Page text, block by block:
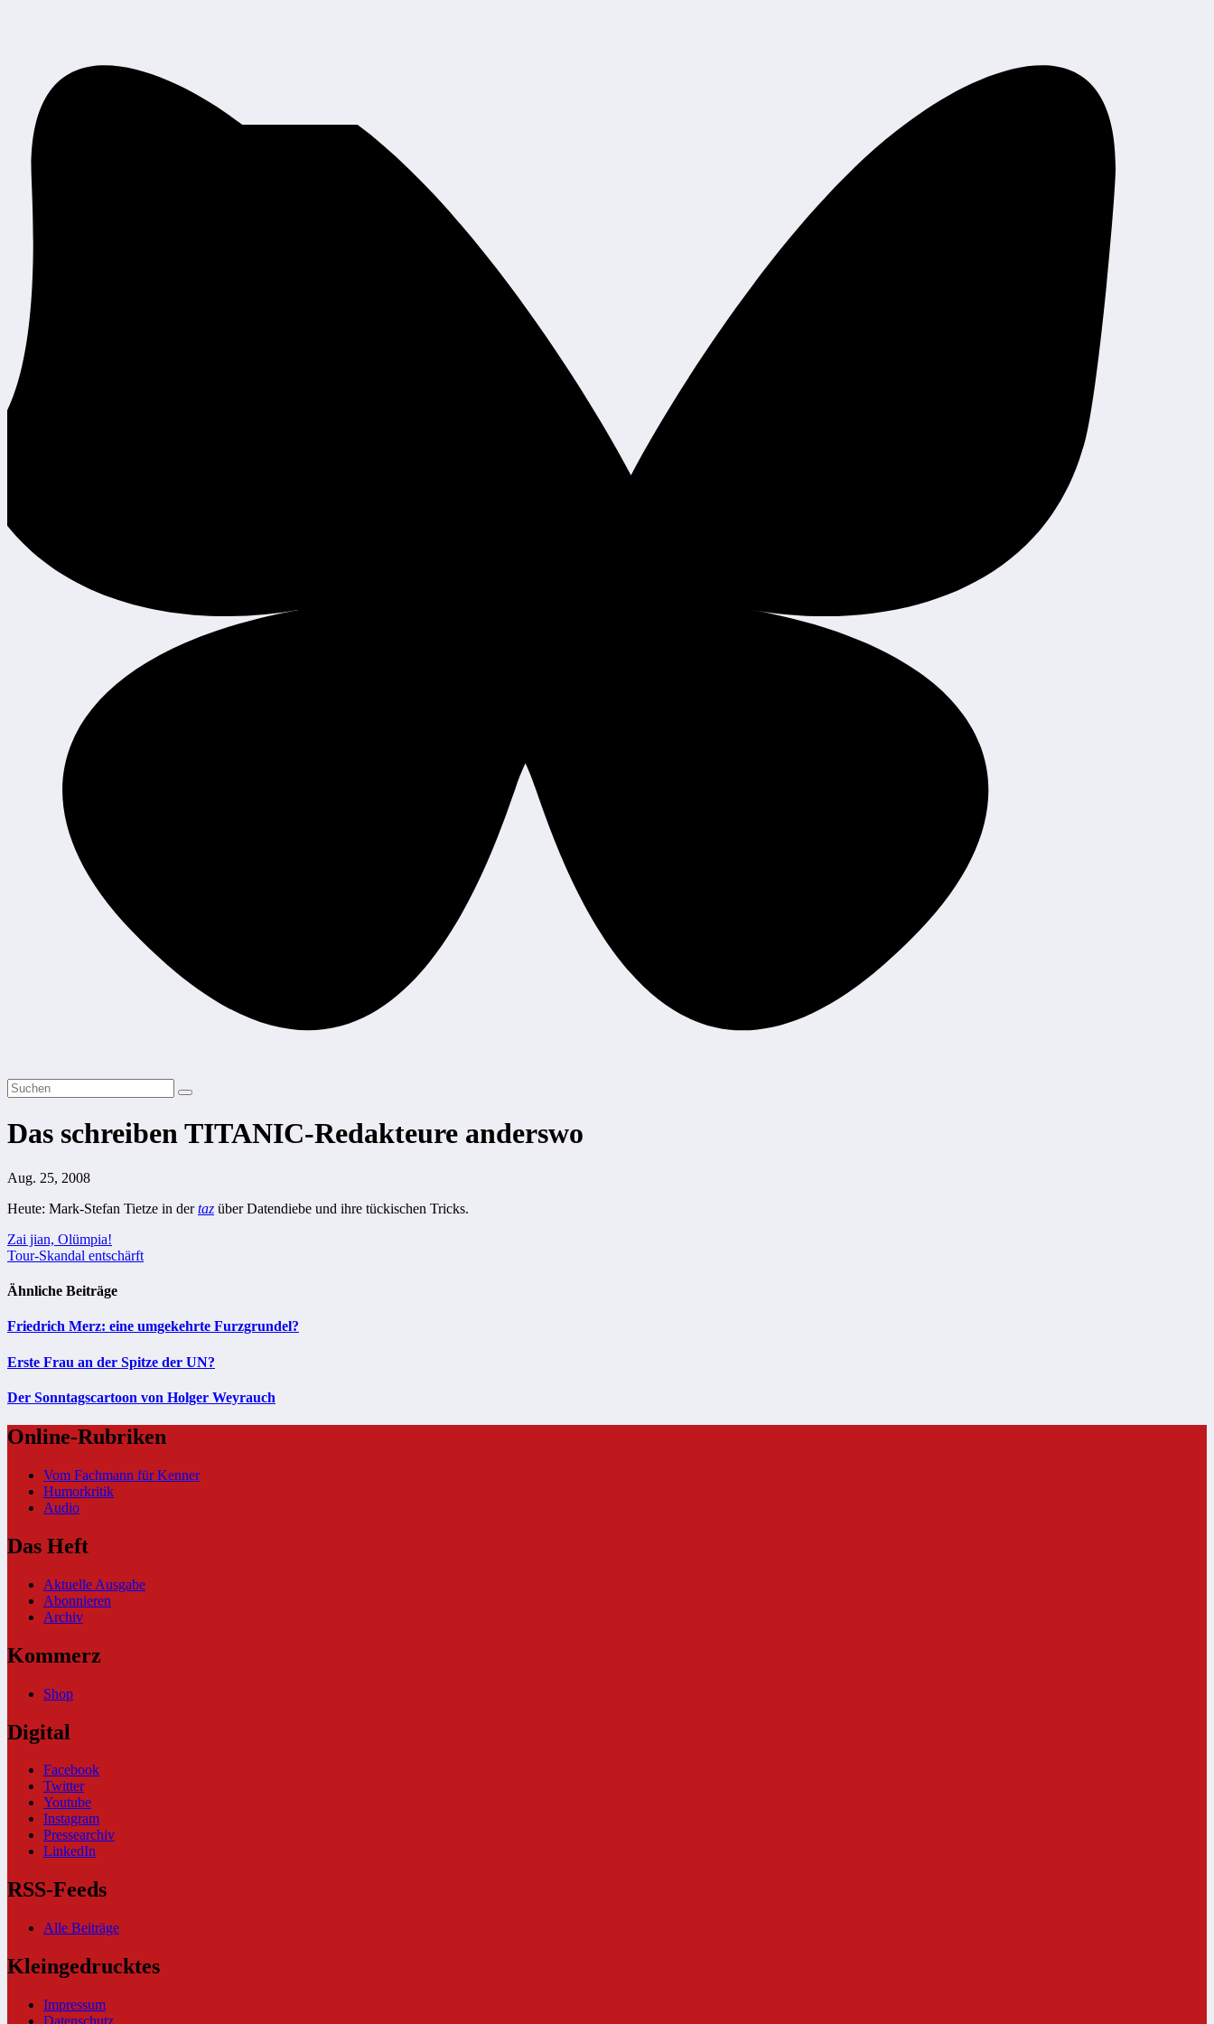
Das schreiben TITANIC-Redakteure anderswo
Aug. 25, 2008
Heute: Mark-Stefan Tietze in dertaz über Datendiebe und ihre tückischen Tricks.
Beitragsnavigation
Zai jian, Olümpia!
Tour-Skandal entschärft
Ähnliche Beiträge
Friedrich Merz: eine umgekehrte Furzgrundel?
Erste Frau an der Spitze der UN?
Der Sonntagscartoon von Holger Weyrauch
Online-Rubriken
Vom Fachmann für Kenner
Humorkritik
Audio
Das Heft
Aktuelle Ausgabe
Abonnieren
Archiv
Kommerz
Shop
Digital
Facebook
Twitter
Youtube
Instagram
Pressearchiv
LinkedIn
RSS-Feeds
Alle Beiträge
Kleingedrucktes
Impressum
Datenschutz